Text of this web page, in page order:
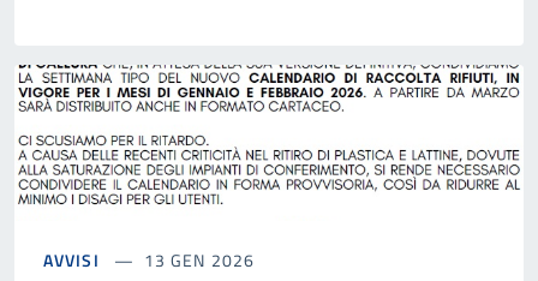
AVVISI 13 GEN 2026